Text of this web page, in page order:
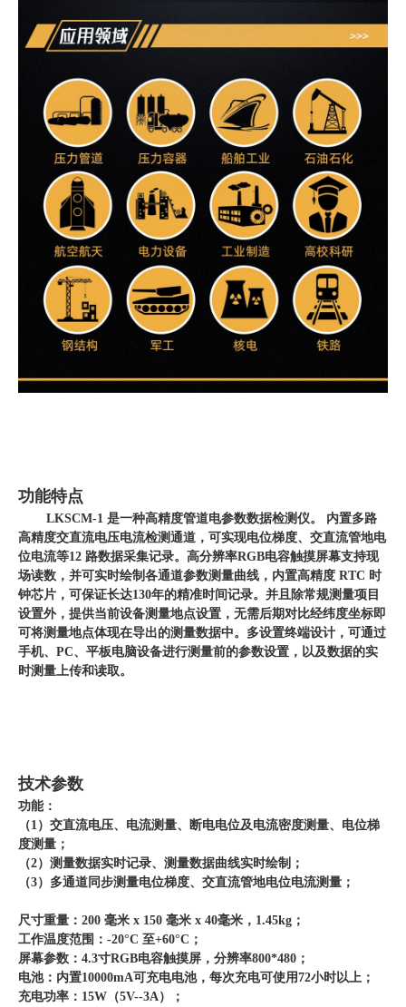
功能特点
LKSCM-1 是一种高精度管道电参数数据检测仪。 内置多路
高精度交直流电压电流检测通道，可实现电位梯度、交直流管地电
位电流等12 路数据采集记录。高分辨率RGB电容触摸屏幕支持现
场读数，并可实时绘制各通道参数测量曲线，内置高精度 RTC 时
钟芯片，可保证长达130年的精准时间记录。并且除常规测量项目
设置外，提供当前设备测量地点设置，无需后期对比经纬度坐标即
可将测量地点体现在导出的测量数据中。多设置终端设计，可通过
手机、PC、平板电脑设备进行测量前的参数设置，以及数据的实
时测量上传和读取。
技术参数
功能：
（1）交直流电压、电流测量、断电电位及电流密度测量、电位梯
度测量；
（2）测量数据实时记录、测量数据曲线实时绘制；
（3）多通道同步测量电位梯度、交直流管地电位电流测量；
尺寸重量：200 毫米 x 150 毫米 x 40毫米，1.45kg；
工作温度范围：-20°C 至+60°C；
屏幕参数：4.3寸RGB电容触摸屏，分辨率800*480；
电池：内置10000mA可充电电池，每次充电可使用72小时以上；
充电功率：15W（5V--3A）；